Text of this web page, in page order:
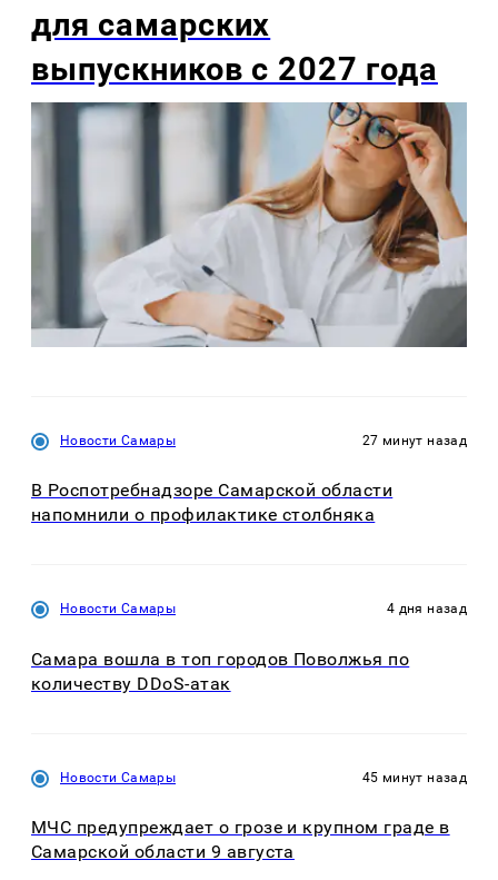
для самарских
выпускников с 2027 года
Новости Самары 27 минут назад
В Роспотребнадзоре Самарской области
напомнили о профилактике столбняка
Новости Самары 4 дня назад
Самара вошла в топ городов Поволжья по
количеству DDoS-атак
Новости Самары 45 минут назад
МЧС предупреждает о грозе и крупном граде в
Самарской области 9 августа